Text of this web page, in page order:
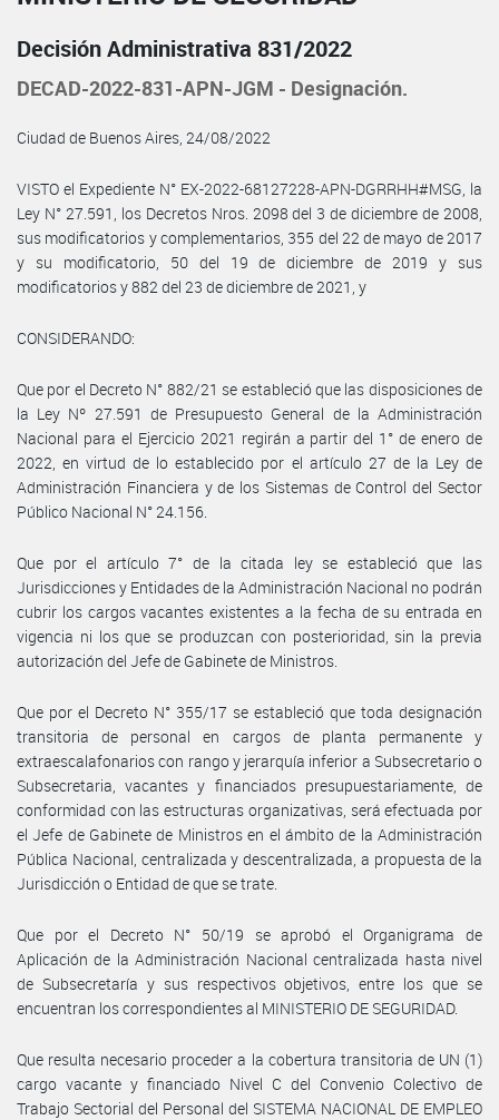
Decisión Administrativa 831/2022
DECAD-2022-831-APN-JGM - Designación.
Ciudad de Buenos Aires, 24/08/2022
VISTO el Expediente N° EX-2022-68127228-APN-DGRRHH#MSG, la
Ley N° 27.591, los Decretos Nros. 2098 del 3 de diciembre de 2008,
sus modificatorios y complementarios, 355 del 22 de mayo de 2017
y su modificatorio, 50 del 19 de diciembre de 2019 y sus
modificatorios y 882 del 23 de diciembre de 2021, y
CONSIDERANDO:
Que por el Decreto N° 882/21 se estableció que las disposiciones de
la Ley Nº 27.591 de Presupuesto General de la Administración
Nacional para el Ejercicio 2021 regirán a partir del 1° de enero de
2022, en virtud de lo establecido por el artículo 27 de la Ley de
Administración Financiera y de los Sistemas de Control del Sector
Público Nacional N° 24.156.
Que por el artículo 7° de la citada ley se estableció que las
Jurisdicciones y Entidades de la Administración Nacional no podrán
cubrir los cargos vacantes existentes a la fecha de su entrada en
vigencia ni los que se produzcan con posterioridad, sin la previa
autorización del Jefe de Gabinete de Ministros.
Que por el Decreto N° 355/17 se estableció que toda designación
transitoria de personal en cargos de planta permanente y
extraescalafonarios con rango y jerarquía inferior a Subsecretario o
Subsecretaria, vacantes y financiados presupuestariamente, de
conformidad con las estructuras organizativas, será efectuada por
el Jefe de Gabinete de Ministros en el ámbito de la Administración
Pública Nacional, centralizada y descentralizada, a propuesta de la
Jurisdicción o Entidad de que se trate.
Que por el Decreto N° 50/19 se aprobó el Organigrama de
Aplicación de la Administración Nacional centralizada hasta nivel
de Subsecretaría y sus respectivos objetivos, entre los que se
encuentran los correspondientes al MINISTERIO DE SEGURIDAD.
Que resulta necesario proceder a la cobertura transitoria de UN (1)
cargo vacante y financiado Nivel C del Convenio Colectivo de
Trabajo Sectorial del Personal del SISTEMA NACIONAL DE EMPLEO